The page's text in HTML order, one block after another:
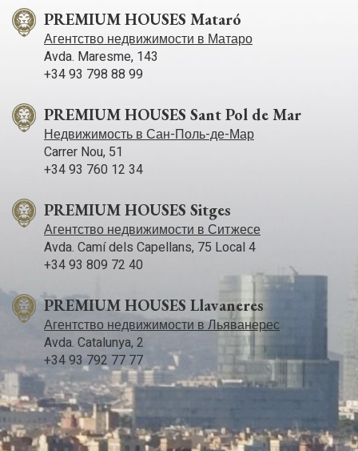
PREMIUM HOUSES Mataró
Агентство недвижимости в Матаро
Avda. Maresme, 143
+34 93 798 88 99
PREMIUM HOUSES Sant Pol de Mar
Недвижимость в Сан-Поль-де-Мар
Carrer Nou, 51
+34 93 760 12 34
PREMIUM HOUSES Sitges
Агентство недвижимости в Ситжесе
Avda. Camí­ dels Capellans, 75 Local 4
+34 93 809 72 40
PREMIUM HOUSES Llavaneres
Агентство недвижимости в Льяванерес
Avda. Catalunya, 2
+34 93 792 77 77